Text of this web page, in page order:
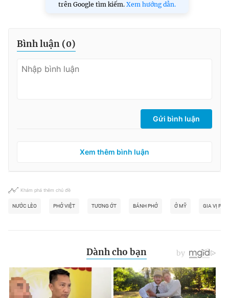
trên Google tìm kiếm. Xem hướng dẫn.
Bình luận (0)
Gửi bình luận
Xem thêm bình luận
Khám phá thêm chủ đề
NƯỚC LÈO PHỞ VIỆT TƯƠNG ỚT BÁNH PHỞ Ở MỸ GIA VỊ PHỞ